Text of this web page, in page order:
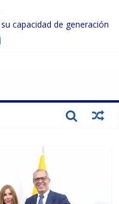
capacidad de generación
infraestructuras eléctricas
el sector privado para
en instalaciones del SEN